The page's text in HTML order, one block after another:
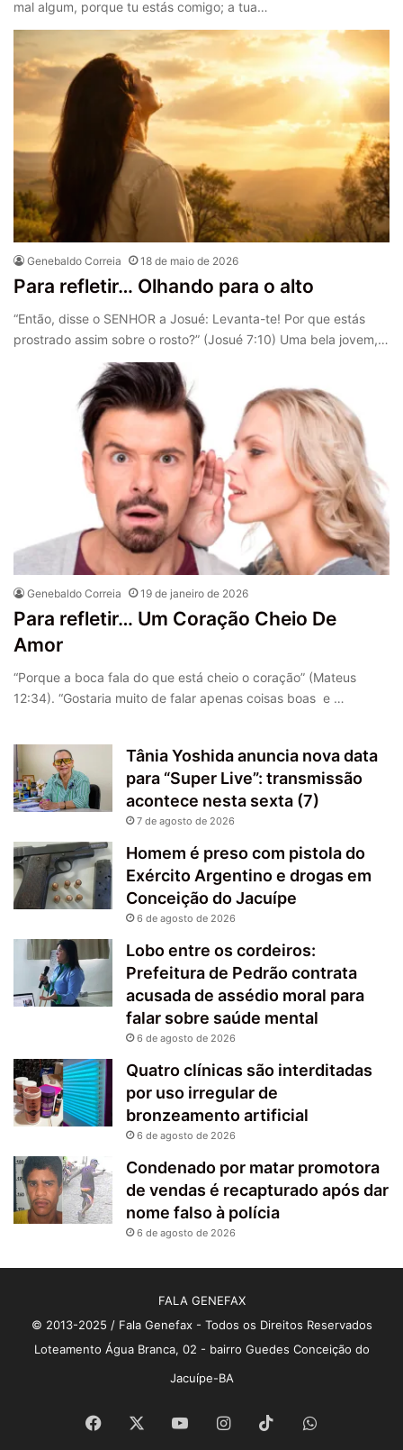
mal algum, porque tu estás comigo; a tua…
Genebaldo Correia 18 de maio de 2026
Para refletir… Olhando para o alto
“Então, disse o SENHOR a Josué: Levanta-te! Por que estás
prostrado assim sobre o rosto?” (Josué 7:10) Uma bela jovem,…
Genebaldo Correia 19 de janeiro de 2026
Para refletir… Um Coração Cheio De
Amor
“Porque a boca fala do que está cheio o coração” (Mateus
12:34). “Gostaria muito de falar apenas coisas boas e …
Tânia Yoshida anuncia nova data
para “Super Live”: transmissão
acontece nesta sexta (7)
7 de agosto de 2026
Homem é preso com pistola do
Exército Argentino e drogas em
Conceição do Jacuípe
6 de agosto de 2026
Lobo entre os cordeiros:
Prefeitura de Pedrão contrata
acusada de assédio moral para
falar sobre saúde mental
6 de agosto de 2026
Quatro clínicas são interditadas
por uso irregular de
bronzeamento artificial
6 de agosto de 2026
Condenado por matar promotora
de vendas é recapturado após dar
nome falso à polícia
6 de agosto de 2026
FALA GENEFAX
© 2013-2025 / Fala Genefax - Todos os Direitos Reservados
Loteamento Água Branca, 02 - bairro Guedes Conceição do
Jacuípe-BA
Facebook YouTubeInstagram
TikTokWhatsApp